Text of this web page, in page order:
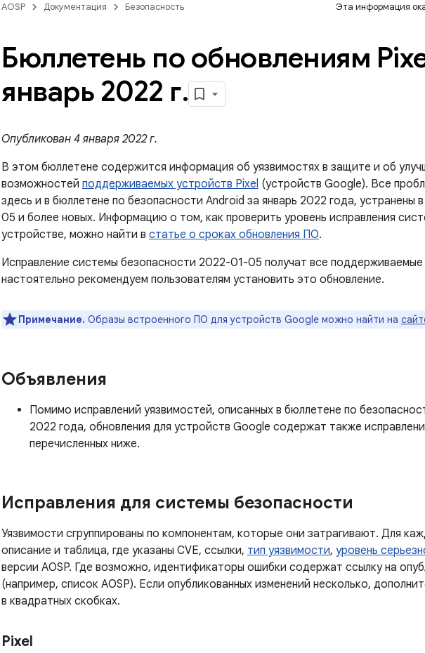
AOSP Документация Безопасность Эта информация
Бюллетень по обновлениям
январь 2022 г.
Опубликован 4 января 2022 г.
В этом бюллетене содержится информация об уязвимостях в защите и об
возможностей поддерживаемых устройств Pixel (устройств Google). Все
здесь и в бюллетене по безопасности Android за январь 2022 года, устранены
05 и более новых. Информацию о том, как проверить уровень исправления
устройстве, можно найти в статье о сроках обновления ПО.
Исправление системы безопасности 2022-01-05 получат все
настоятельно рекомендуем пользователям установить это обновление.
Примечание. Образы встроенного ПО для устройств Google можно найти на
Объявления
Помимо исправлений уязвимостей, описанных в бюллетене по
2022 года, обновления для устройств Google содержат также
перечисленных ниже.
Исправления для системы безопасности
Уязвимости сгруппированы по компонентам, которые они затрагивают. Для
описание и таблица, где указаны CVE, ссылки, тип уязвимости, уровень
версии AOSP. Где возможно, идентификаторы ошибки содержат ссылку на
(например, список AOSP). Если опубликованных изменений несколько,
в квадратных скобках.
Pixel